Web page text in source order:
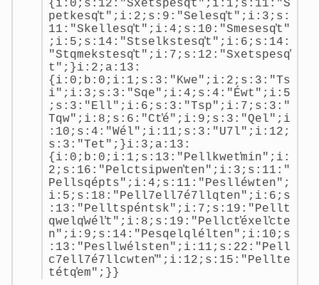
{i:0;s:12:"Sxetspesq̓t";i:1;s:11:"S
petkesq̓t";i:2;s:9:"Selesq̓t";i:3;s:
11:"Skellesq̓t";i:4;s:10:"Smesesq̓t"
;i:5;s:14:"Stselkstesq̓t";i:6;s:14:
"Stqmekstesq̓t";i:7;s:12:"Sxetspesq̓
t";}i:2;a:13:
{i:0;b:0;i:1;s:3:"Kwe";i:2;s:3:"Ts
i";i:3;s:3:"Sqe";i:4;s:4:"Éwt";i:5
;s:3:"Ell";i:6;s:3:"Tsp";i:7;s:3:"
Tqw";i:8;s:6:"Ct̓é";i:9;s:3:"Qel";i
:10;s:4:"Wél";i:11;s:3:"U7l";i:12;
s:3:"Tet";}i:3;a:13:
{i:0;b:0;i:1;s:13:"Pellkwet̓min";i:
2;s:16:"Pelctsipwen̓ten";i:3;s:11:"
Pellsqépts";i:4;s:11:"Peslléwten";
i:5;s:18:"Pell7ell7é7llqten";i:6;s
:13:"Pelltspéntsk";i:7;s:19:"Pellt
qwelq̓wél̓t";i:8;s:19:"Pellct̓éxel̓cte
n";i:9;s:14:"Pesqelqlélten";i:10;s
:13:"Pesllwélsten";i:11;s:22:"Pell
c7ell7é7llcwten̓";i:12;s:15:"Pellte
tétq̓em";}}